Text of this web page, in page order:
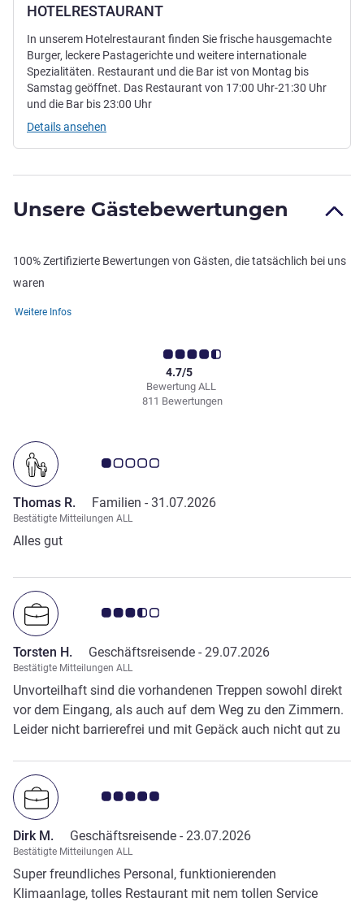
HOTELRESTAURANT
In unserem Hotelrestaurant finden Sie frische hausgemachte
Burger, leckere Pastagerichte und weitere internationale
Spezialitäten. Restaurant und die Bar ist von Montag bis
Samstag geöffnet. Das Restaurant von 17:00 Uhr-21:30 Uhr
und die Bar bis 23:00 Uhr
Details ansehen
Unsere Gästebewertungen
100% Zertifizierte Bewertungen von Gästen, die tatsächlich bei uns
waren
Weitere Infos
Bewertung ALL
4.7/5
811 Bewertungen
Note Kundenmeinungen 1.0/5
Thomas R. Familien - 31.07.2026
Bestätigte Mitteilungen ALL
Alles gut
Note Kundenmeinungen 3.5/5
Torsten H. Geschäftsreisende - 29.07.2026
Bestätigte Mitteilungen ALL
Unvorteilhaft sind die vorhandenen Treppen sowohl direkt
vor dem Eingang, als auch auf dem Weg zu den Zimmern.
Leider nicht barrierefrei und mit Gepäck auch nicht gut zu
Note Kundenmeinungen 5.0/5
Dirk M. Geschäftsreisende - 23.07.2026
Bestätigte Mitteilungen ALL
Super freundliches Personal, funktionierenden
Klimaanlage, tolles Restaurant mit nem tollen Service